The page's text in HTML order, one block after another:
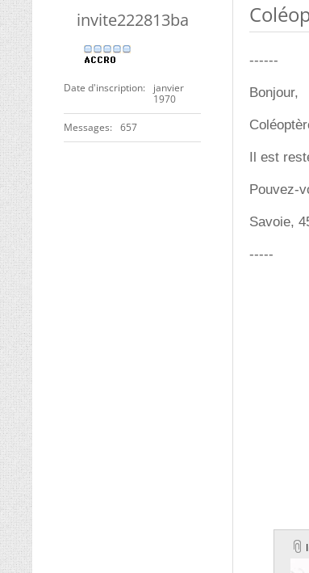
invite222813ba
Date d'inscription
janvier
1970
Messages 657
------
Bonjour,
Il est
Pouvez-
Savoie,
-----